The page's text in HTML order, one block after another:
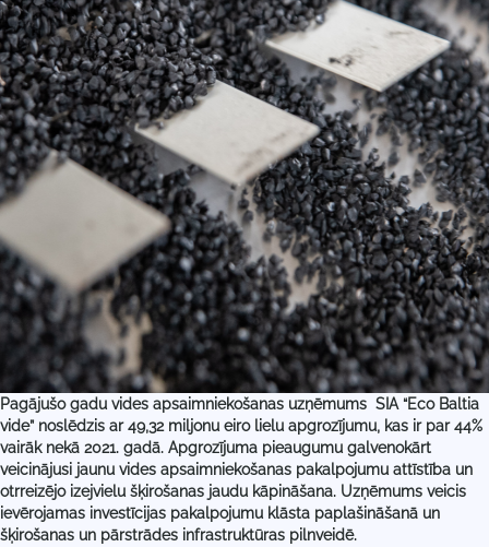
Pagājušo gadu vides apsaimniekošanas uzņēmums SIA “Eco Baltia
vide” noslēdzis ar 49,32 miljonu eiro lielu apgrozījumu, kas ir par 44%
vairāk nekā 2021. gadā. Apgrozījuma pieaugumu galvenokārt
veicinājusi jaunu vides apsaimniekošanas pakalpojumu attīstība un
otrreizējo izejvielu šķirošanas jaudu kāpināšana. Uzņēmums veicis
ievērojamas investīcijas pakalpojumu klāsta paplašināšanā un
šķirošanas un pārstrādes infrastruktūras pilnveidē.